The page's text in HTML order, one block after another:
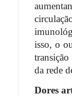
isso, o
da rede
Dores